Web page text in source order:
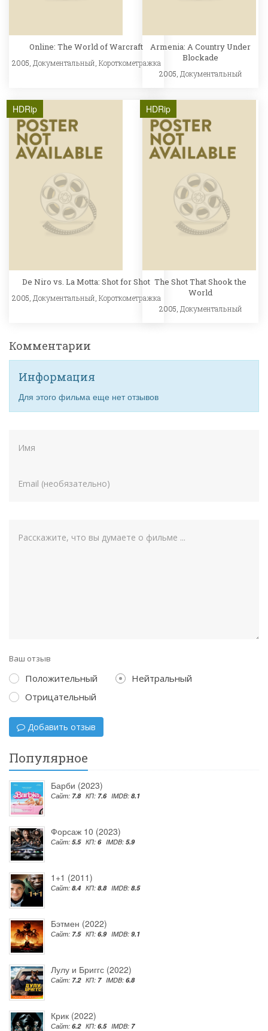
Online: The World of Warcraft
2005, Документальный Короткометражка
Armenia: A Country Under
Blockade
2005, Документальный
HDRip
De Niro vs. La Motta: Shot for Shot
2005, Документальный Короткометражка
HDRip
The Shot That Shook the
World
2005, Документальный
Комментарии
Информация
Для этого фильма еще нет отзывов
Ваш отзыв
Положительный
Нейтральный
Отрицательный
Добавить отзыв
Популярное
Барби (2023)
Сайт: 7.8 КП: 7.6 IMDB: 8.1
Форсаж 10 (2023)
Сайт: 5.5 КП: 6 IMDB: 5.9
1+1 (2011)
Сайт: 8.4 КП: 8.8 IMDB: 8.5
Бэтмен (2022)
Сайт: 7.5 КП: 6.9 IMDB: 9.1
Лулу и Бриггс (2022)
Сайт: 7.2 КП: 7 IMDB: 6.8
Крик (2022)
Сайт: 6.2 КП: 6.5 IMDB: 7